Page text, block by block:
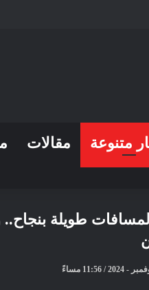
Ortola fends
متنوعة مقالات
تحدي اختبار القيادة